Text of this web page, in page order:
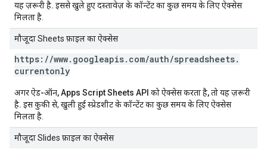
यह ज़रूरी है. इससे खुले हुए दस्तावेज़ के कॉन्टेंट का कुछ समय के लिए ऐक्सेस
मिलता है.
मौजूदा Sheets फ़ाइल का ऐक्सेस
https: //www. googleapis. com/auth/spreadsheets.
currentonly
अगर ऐड-ऑन, Apps Script Sheets API को ऐक्सेस करता है, तो यह ज़रूरी
है. इस कुकी से, खुली हुई स्प्रेडशीट के कॉन्टेंट का कुछ समय के लिए ऐक्सेस
मिलता है.
मौजूदा Slides फ़ाइल का ऐक्सेस